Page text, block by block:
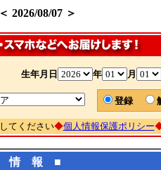
2026/08/07 ＞
生年月日 年 月
登録
てください◆個人情報保護ポリシー
情 報 ■